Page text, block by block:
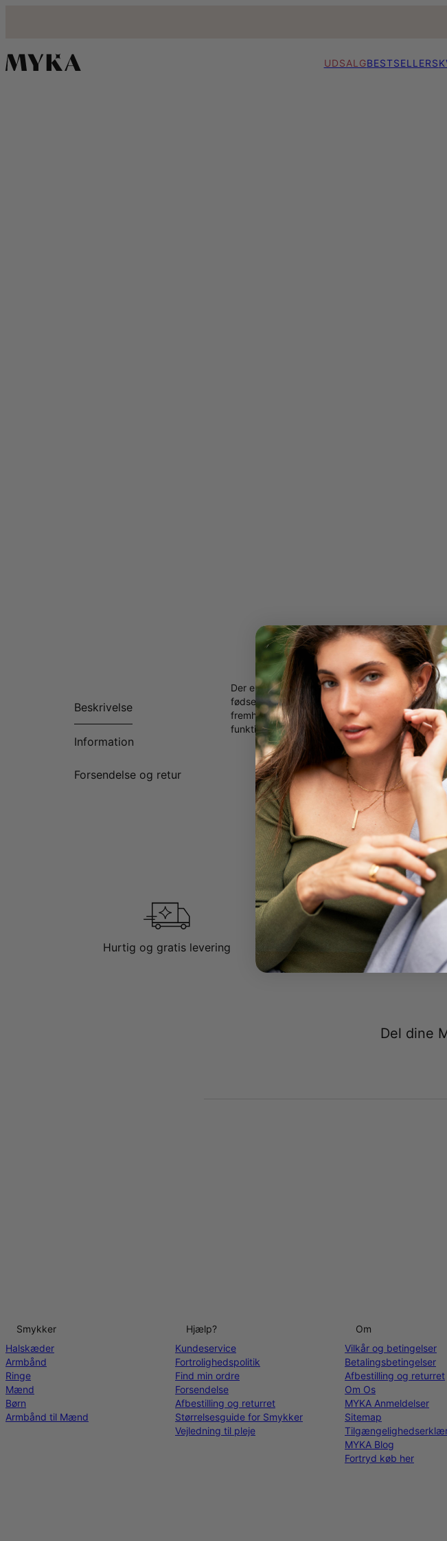
UDSALGBESTSELLERS
Beskrivelse
Information
Forsendelse og retur
Der er mange måder at sige "tak" på mors
fødselsstenhalskæde. Alt ved dette
fremhæver den indflydelse mor har haft i sin
funktioner taler om, hvordan enhver mor er
Lavet i sterlingsølv
Kan tilpasses med navn/ord,
Fås i 2 længder
Første bogstav skrives med stort
Hurtig og gratis levering 100 dages retur
Del dine
Smykker
Halskæder
Armbånd
Ringe
Mænd
Børn
Armbånd til Mænd
Hjælp?
Kundeservice
Fortrolighedspolitik
Find min ordre
Forsendelse
Afbestilling og returret
Størrelsesguide for Smykker
Vejledning til pleje
Om
Vilkår og betingelser
Betalingsbetingelser
Afbestilling og returret
Om Os
MYKA Anmeldelser
Sitemap
MYKA Blog
Fortryd køb her